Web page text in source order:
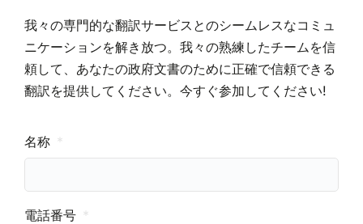
我々の専門的な翻訳サービスとのシームレスなコミュ
ニケーションを解き放つ。我々の熟練したチームを信
頼して、あなたの政府文書のために正確で信頼できる
翻訳を提供してください。今すぐ参加してください!
名称
電話番号